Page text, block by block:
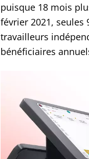
puisque 18 mois
février 2021, seules
travailleurs
bénéficiaires